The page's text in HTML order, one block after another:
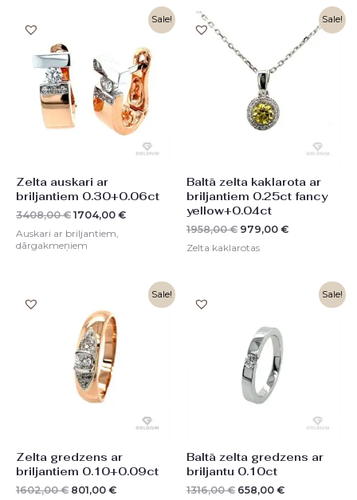
Sale!
Zelta auskari ar
briljantiem 0.30+0.06ct
3408,00€ 1704,00 €
Current
price
1704,00 €.
Auskari ar briljantiem,
dārgakmeņiem
Sale!
Baltā zelta kaklarota ar
briljantiem 0.25ct fancy
yellow+0.04ct
1958,00€
1958,00 €.
979,00 €
Current
price
979,00 €.
Zelta kaklarotas
Sale!
Zelta gredzens ar
briljantiem 0.10+0.09ct
1602,00€
was:
1602,00 €.
801,00 €
Current
is:
801,00 €.
Sale!
Baltā zelta gredzens ar
briljantu 0.10ct
1316,00€
1316,00 €.
658,00 €
Current